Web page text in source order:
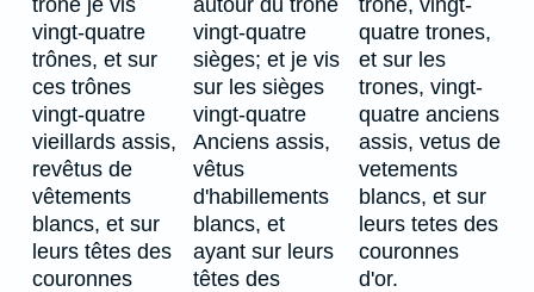
trône je vis
vingt-quatre
trônes, et sur
ces trônes
vingt-quatre
vieillards assis,
revêtus de
vêtements
blancs, et sur
leurs têtes des
couronnes
autour du trône
vingt-quatre
sièges; et je vis
sur les sièges
vingt-quatre
Anciens assis,
vêtus
d'habillements
blancs, et
ayant sur leurs
têtes des
trone, vingt-
quatre trones,
et sur les
trones, vingt-
quatre anciens
assis, vetus de
vetements
blancs, et sur
leurs tetes des
couronnes
d'or.